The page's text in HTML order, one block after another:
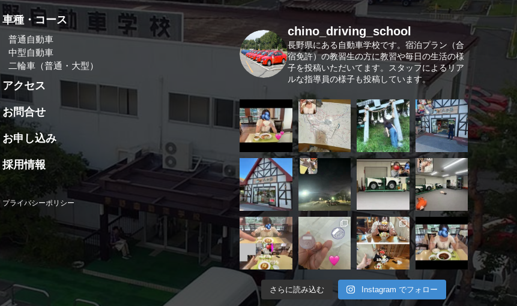
車種・コース
普通自動車
中型自動車
二輪車（普通・大型）
アクセス
お問合せ
お申し込み
採用情報
プライバシーポリシー
chino_driving_school
長野県にある自動車学校です。宿泊プラン（合
宿免許）の教習生の方に教習や毎日の生活の様
子を投稿いただいてます。スタッフによるリア
ルな指導員の様子も投稿しています。
さらに読み込む Instagram でフォロー